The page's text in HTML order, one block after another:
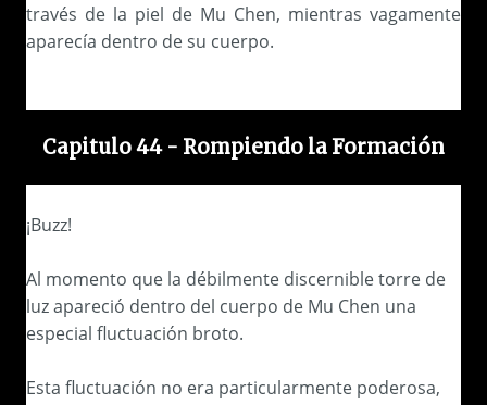
través de la piel de Mu Chen, mientras vagamente
aparecía dentro de su cuerpo.
Capitulo 44 - Rompiendo la Formación
¡Buzz!
Al momento que la débilmente discernible torre de
luz apareció dentro del cuerpo de Mu Chen una
especial fluctuación broto.
Esta fluctuación no era particularmente poderosa,